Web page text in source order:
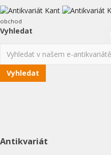
obchod
Vyhledat
Vyhledat
Antikvariát